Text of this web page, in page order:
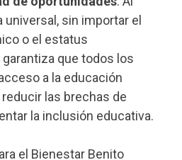
sin importar el
o el estatus
que todos los
a la educación
las brechas de
la inclusión educativa.
el Bienestar Benito